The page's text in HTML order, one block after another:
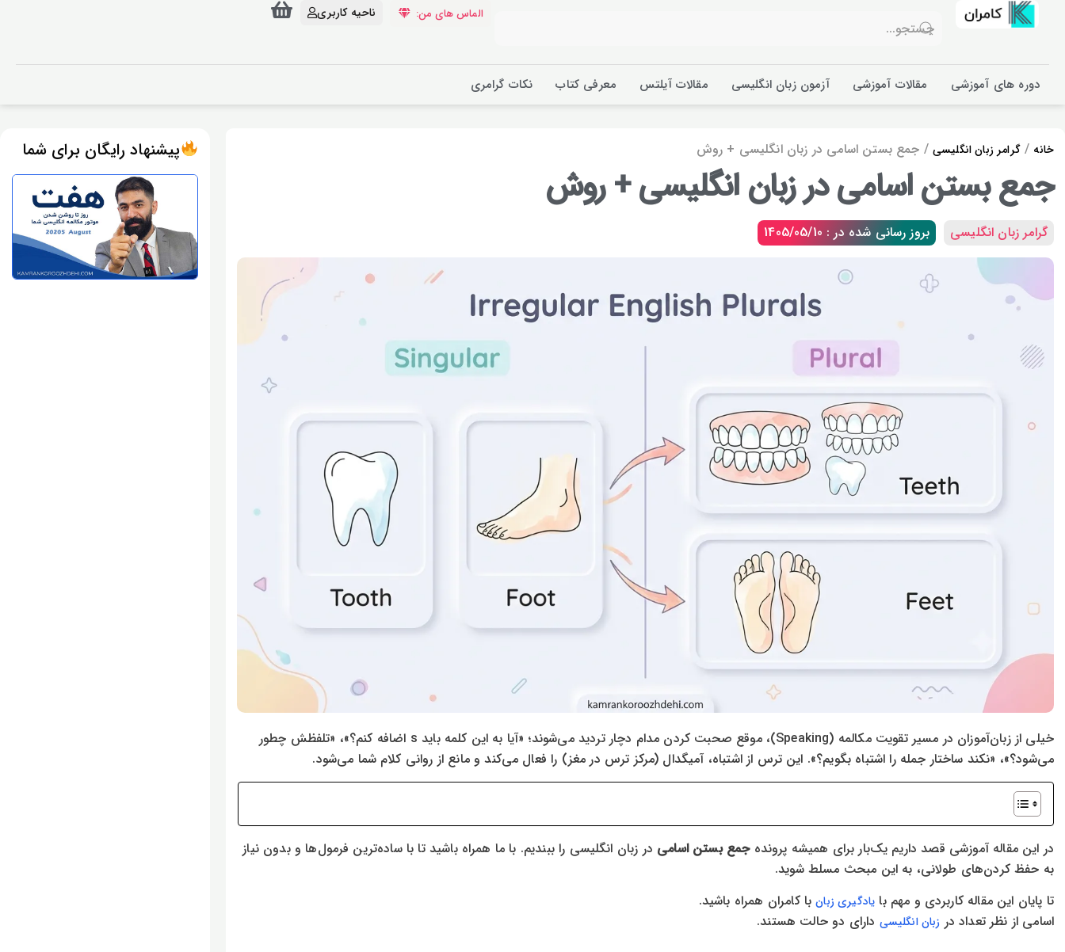
الماس های من: ناحیه کاربری
دوره های آموزشی مقالات آموزشی آزمون زبان انگلیسی مقالات آیلتس معرفی کتاب نکات گرامری
خانه /گرامر زبان انگلیسی / جمع بستن اسامی در زبان انگلیسی + روش
جمع بستن اسامی در زبان انگلیسی + روش
گرامر زبان انگلیسی بروز رسانی شده در : 1405/05/10
خیلی از زبان‌آموزان در مسیر تقویت مکالمه (Speaking)، موقع صحبت کردن مدام دچار تردید می‌شوند؛ «آیا به این کلمه باید s اضافه کنم؟»، «تلفظش چطور
می‌شود؟»، «نکند ساختار جمله را اشتباه بگویم؟». این ترس از اشتباه، آمیگدال (مرکز ترس در مغز) را فعال می‌کند و مانع از روانی کلام شما می‌شود.
در این مقاله آموزشی قصد داریم یک‌بار برای همیشه پروندهجمع بستن اسامی در زبان انگلیسی را ببندیم. با ما همراه باشید تا با ساده‌ترین فرمول‌ها و بدون نیاز
به حفظ کردن‌های طولانی، به این مبحث مسلط شوید.
تا پایان این مقاله کاربردی و مهم با یادگیری زبانبا کامران همراه باشید.
اسامی از نظر تعداد در زبان انگلیسی دارای دو حالت هستند.
پیشنهاد رایگان برای شما